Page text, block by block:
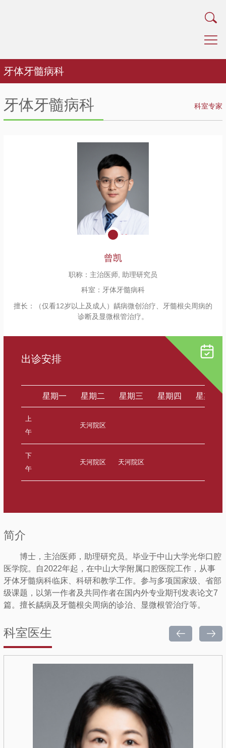
牙体牙髓病科
牙体牙髓病科 科室专家
曾凯
职称： 主治医师, 助理研究员
科室： 牙体牙髓病科
擅长：
（仅看12岁以上及成人）龋病微创治疗、牙髓根尖周病的
诊断及显微根管治疗。
出诊安排
星期一 星期二 星期三 星期四 星期五
上
午
天河院区
下
午
天河院区 天河院区
简介
博士，主治医师，助理研究员。毕业于中山大学光华口腔
医学院。自2022年起，在中山大学附属口腔医院工作，从事
牙体牙髓病科临床、科研和教学工作。参与多项国家级、省部
级课题，以第一作者及共同作者在国内外专业期刊发表论文7
篇。擅长龋病及牙髓根尖周病的诊治、显微根管治疗等。
科室医生